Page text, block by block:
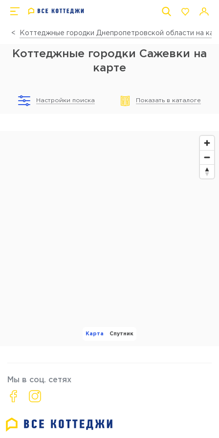
Коттеджные городки Днепропетровской области на
Коттеджные городки Сажевки на
карте
Настройки поиска Показать в каталоге
Карта Спутник
Мы в соц. сетях